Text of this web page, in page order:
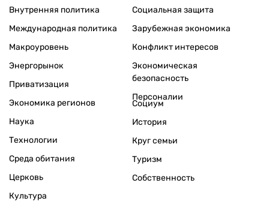
Внутренняя политика
Международная политика
Макроуровень
Энергорынок
Приватизация
Экономика регионов
Социальная защита
Зарубежная экономика
Конфликт интересов
Экономическая
безопасность
Персоналии
Наука
Технологии
Среда обитания
Церковь
Культура
Социум
История
Круг семьи
Туризм
Собственность